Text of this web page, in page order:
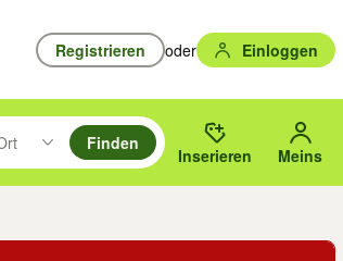
Registrieren oder Einloggen
unten durchsuchen und mit Eingabetaste
um zu suchen, oder Vorschläge mit
des gewählten Orts oder PLZ.
Finden
Inserieren Meins